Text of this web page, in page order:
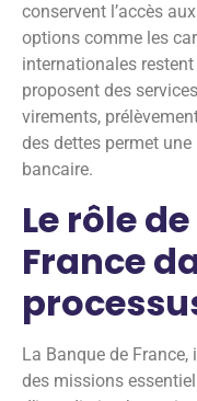
conservent l’accès
options comme les
internationales
proposent des
virements,
des dettes permet
bancaire.
Le rôle
France
La Banque de
des missions